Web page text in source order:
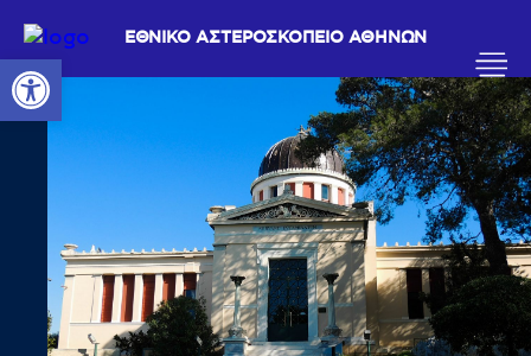
Ανοίξτε τη γραμμή εργαλείων
ΕΘΝΙΚΟ ΑΣΤΕΡΟΣΚΟΠΕΙΟ ΑΘΗΝΩΝ